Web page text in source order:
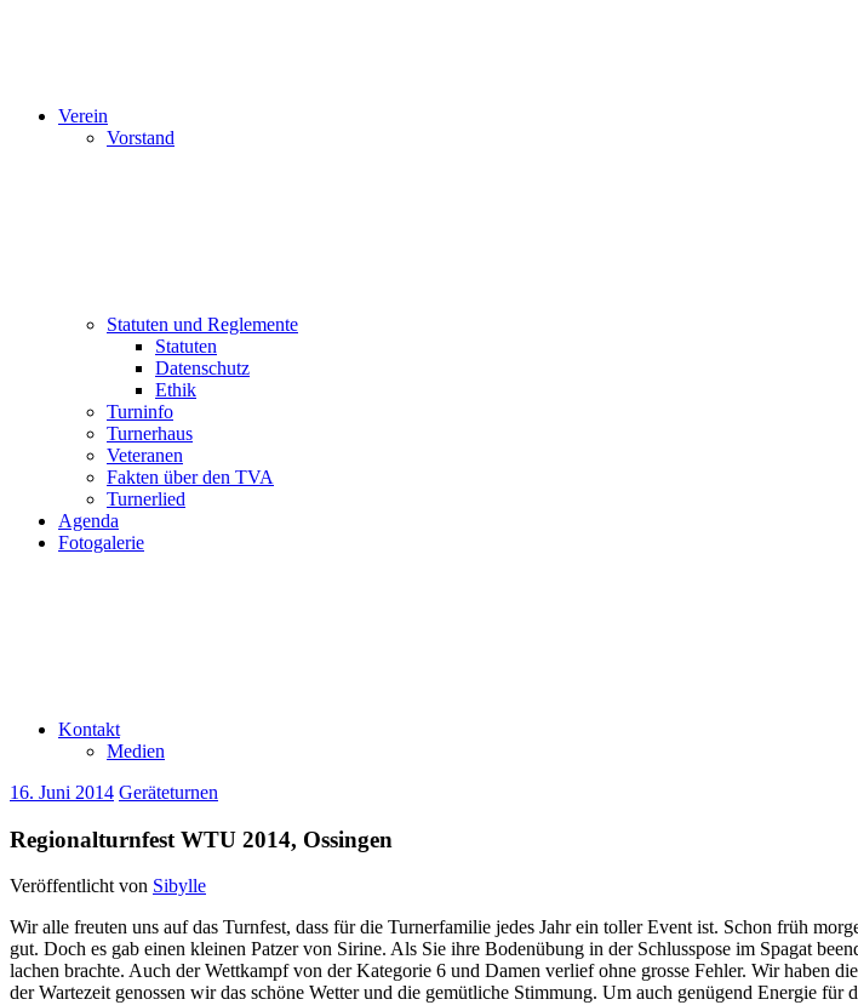
Verein
Vorstand
Statuten und Reglemente
Statuten
Datenschutz
Ethik
Turninfo
Turnerhaus
Veteranen
Fakten über den TVA
Turnerlied
Agenda
Fotogalerie
Kontakt
Medien
16. Juni 2014 Geräteturnen
Regionalturnfest WTU 2014, Ossingen
Veröffentlicht von Sibylle
Wir alle freuten uns auf das Turnfest, dass für die Turnerfamilie jedes Jahr ein toller Event ist. Schon früh
gut. Doch es gab einen kleinen Patzer von Sirine. Als Sie ihre Bodenübung in der Schlusspose im Spagat
lachen brachte. Auch der Wettkampf von der Kategorie 6 und Damen verlief ohne grosse Fehler. Wir haben
der Wartezeit genossen wir das schöne Wetter und die gemütliche Stimmung. Um auch genügend Energie